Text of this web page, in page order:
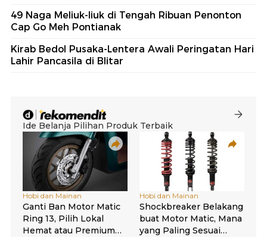
49 Naga Meliuk-liuk di Tengah Ribuan Penonton
Cap Go Meh Pontianak
Kirab Bedol Pusaka-Lentera Awali Peringatan Hari
Lahir Pancasila di Blitar